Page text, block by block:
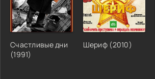
Счастливые дни
(1991)
Шериф (2010)